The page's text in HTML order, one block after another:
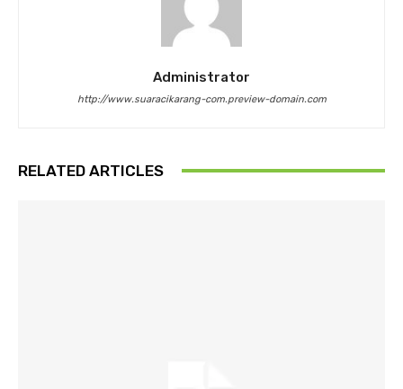
Administrator
http://www.suaracikarang-com.preview-domain.com
RELATED ARTICLES